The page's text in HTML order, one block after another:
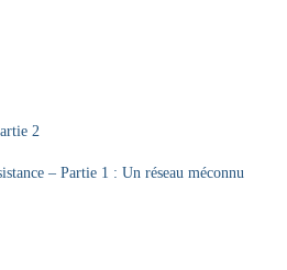
2
– Partie 1 : Un réseau méconnu